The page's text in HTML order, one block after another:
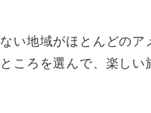
い地域がほとんどの
ころを選んで、楽しい